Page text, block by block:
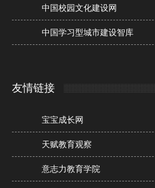
中国校园文化建设网
中国学习型城市建设智库
友情链接
宝宝成长网
天赋教育观察
意志力教育学院